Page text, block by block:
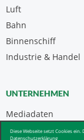
Diese Webseite setzt Cookies ein.
Datenschutzerklärung
Luft
Bahn
Binnenschiff
Industrie & Handel
UNTERNEHMEN
Mediadaten
Kontakt